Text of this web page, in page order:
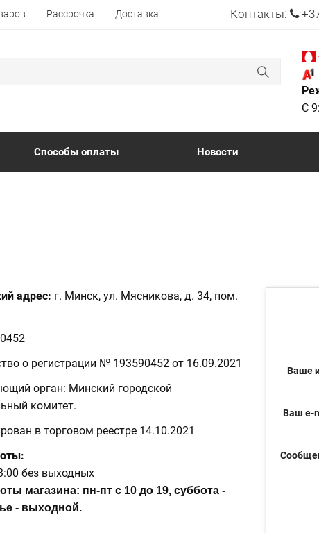
Рассрочка Доставка Контакты:
С
Способы оплаты Новости
адрес: г. Минск, ул. Мясникова, д. 34, пом.
о регистрации № 193590452 от 16.09.2021
орган: Минский городской
комитет.
в торговом реестре 14.10.2021
без выходных
магазина: пн-пт с 10 до 19, суббота -
- выходной.
Ваше
Ваш e-